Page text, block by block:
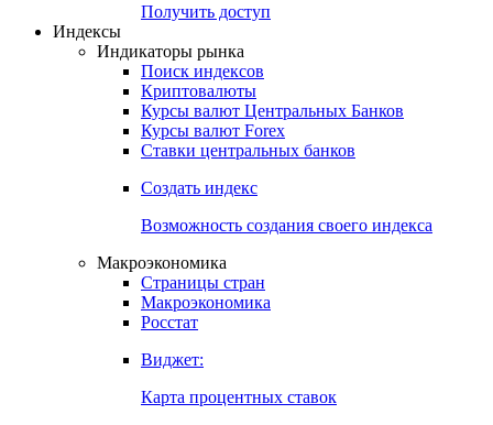
Получить доступ
Индексы
Индикаторы рынка
Поиск индексов
Криптовалюты
Курсы валют Центральных Банков
Курсы валют Forex
Ставки центральных банков
Создать индекс
Возможность создания своего индекса
Макроэкономика
Страницы стран
Макроэкономика
Росстат
Виджет:
Карта процентных ставок